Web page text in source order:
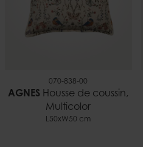
070-838-00
AGNES Housse de coussin,
Multicolor
L50xW50 cm